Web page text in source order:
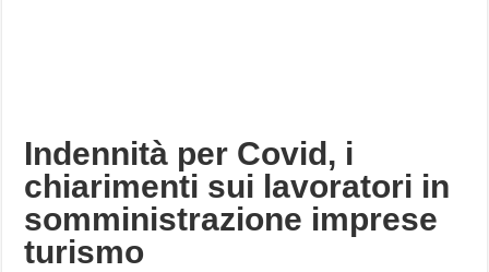
Indennità per Covid, i
chiarimenti sui lavoratori in
somministrazione imprese
turismo